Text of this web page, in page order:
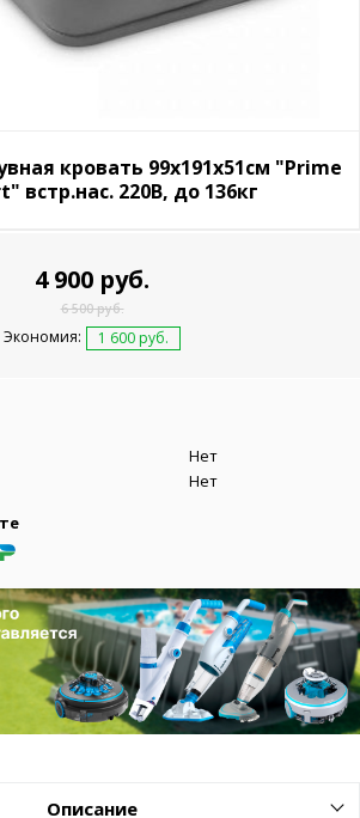
кровать 99х191х51см "Prime
встр.нас. 220В, до 136кг
4 900 руб.
6 500 руб.
Экономия: 1 600 руб.
Нет
Нет
Описание